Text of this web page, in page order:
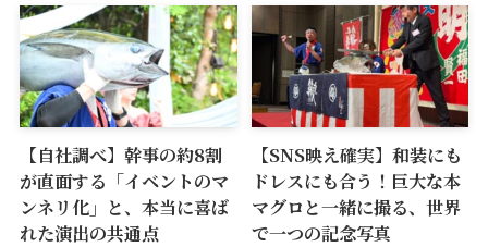
【自社調べ】幹事の約8割
が直面する「イベントのマ
ンネリ化」と、本当に喜ば
れた演出の共通点
【SNS映え確実】和装にも
ドレスにも合う！巨大な本
マグロと一緒に撮る、世界
で一つの記念写真